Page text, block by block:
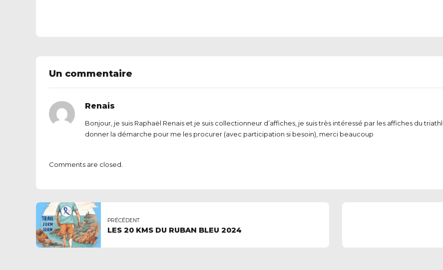
Un commentaire
Renais
Bonjour, je suis Raphaël Renais et je suis collectionneur d’affiches, je suis très intéressé par les affiches du
donner la démarche pour me les procurer (avec participation si besoin), merci beaucoup
Comments are closed.
PRÉCÉDENT
LES 20 KMS DU RUBAN BLEU 2024